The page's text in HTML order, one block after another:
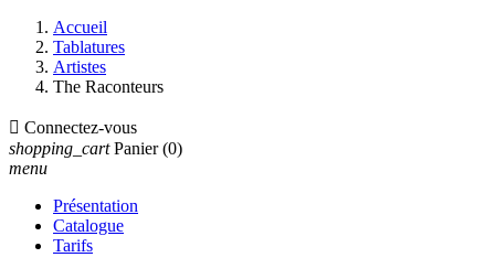
Accueil
Tablatures
Artistes
The Raconteurs
 Connectez-vous
shopping_cart Panier (0)
menu
Présentation
Catalogue
Tarifs